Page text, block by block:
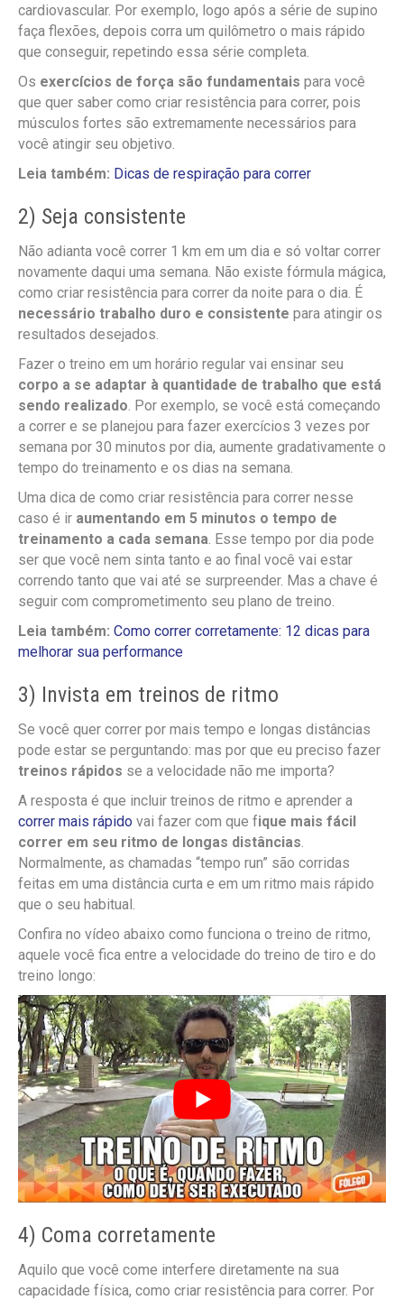
cardiovascular. Por exemplo, logo após a série de supino
faça flexões, depois corra um quilômetro o mais rápido
que conseguir, repetindo essa série completa.
Os exercícios de força são fundamentais para você
que quer saber como criar resistência para correr, pois
músculos fortes são extremamente necessários para
você atingir seu objetivo.
Leia também: Dicas de respiração para correr
2) Seja consistente
Não adianta você correr 1 km em um dia e só voltar correr
novamente daqui uma semana. Não existe fórmula mágica,
como criar resistência para correr da noite para o dia. É
necessário trabalho duro e consistente para atingir os
resultados desejados.
Fazer o treino em um horário regular vai ensinar seu
corpo a se adaptar à quantidade de trabalho que está
sendo realizado. Por exemplo, se você está começando
a correr e se planejou para fazer exercícios 3 vezes por
semana por 30 minutos por dia, aumente gradativamente o
tempo do treinamento e os dias na semana.
Uma dica de como criar resistência para correr nesse
caso é ir aumentando em 5 minutos o tempo de
treinamento a cada semana. Esse tempo por dia pode
ser que você nem sinta tanto e ao final você vai estar
correndo tanto que vai até se surpreender. Mas a chave é
seguir com comprometimento seu plano de treino.
Leia também: Como correr corretamente: 12 dicas para
melhorar sua performance
3) Invista em treinos de ritmo
Se você quer correr por mais tempo e longas distâncias
pode estar se perguntando: mas por que eu preciso fazer
treinos rápidos se a velocidade não me importa?
A resposta é que incluir treinos de ritmo e aprender a
correr mais rápido vai fazer com que fique mais fácil
correr em seu ritmo de longas distâncias.
Normalmente, as chamadas “tempo run” são corridas
feitas em uma distância curta e em um ritmo mais rápido
que o seu habitual.
Confira no vídeo abaixo como funciona o treino de ritmo,
aquele você fica entre a velocidade do treino de tiro e do
treino longo:
4) Coma corretamente
Aquilo que você come interfere diretamente na sua
capacidade física, como criar resistência para correr. Por